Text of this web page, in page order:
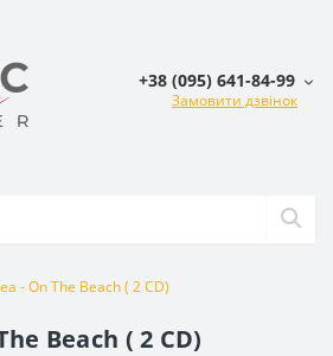
+38 (095) 641-84-99
Замовити дзвінок
- On The Beach ( 2 CD)
Beach ( 2 CD)